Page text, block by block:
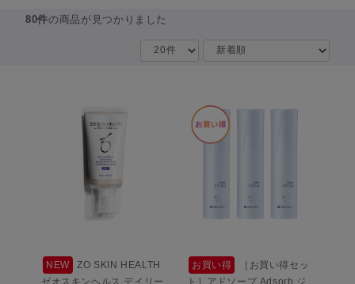
80件の商品が見つかりました
NEW
ZO SKIN HEALTH
ゼオスキンヘルス デイリー
お買い得
［お買い得セッ
ト］アドソーブ Adsorb ジ